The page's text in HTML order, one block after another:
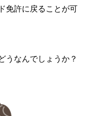
免許に戻ることが可
うなんでしょうか？